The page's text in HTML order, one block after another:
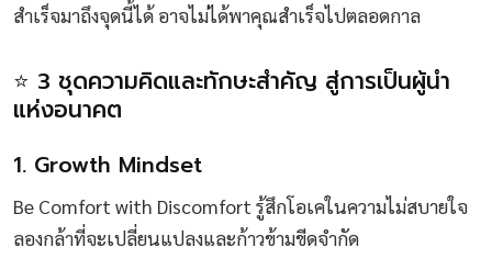
สำเร็จมาถึงจุดนี้ได้ อาจไม่ได้พาคุณสำเร็จไปตลอดกาล
⭐ 3 ชุดความคิดและทักษะสำคัญ สู่การเป็นผู้นำ
แห่งอนาคต
1. Growth Mindset
Be Comfort with Discomfort รู้สึกโอเคในความไม่สบายใจ
ลองกล้าที่จะเปลี่ยนแปลงและก้าวข้ามขีดจำกัด